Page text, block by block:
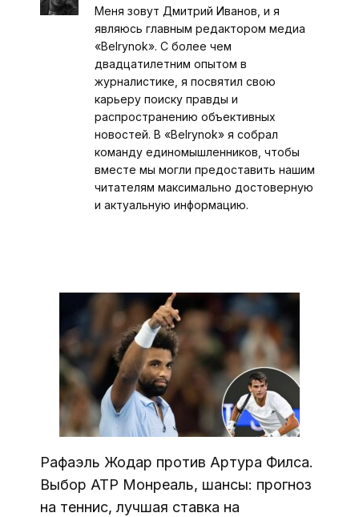
Меня зовут Дмитрий Иванов, и я
являюсь главным редактором медиа
«Belrynok». С более чем
двадцатилетним опытом в
журналистике, я посвятил свою
карьеру поиску правды и
распространению объективных
новостей. В «Belrynok» я собрал
команду единомышленников, чтобы
вместе мы могли предоставить нашим
читателям максимально достоверную
и актуальную информацию.
Рафаэль Жодар против Артура Филса.
Выбор ATP Монреаль, шансы: прогноз
на теннис, лучшая ставка на